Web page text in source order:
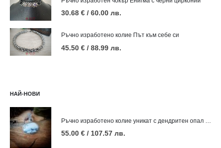
30.68 € / 60.00 лв.
Ръчно изработено колие Път към себе си
45.50 € / 88.99 лв.
НАЙ-НОВИ
Ръчно изработено колие уникат с дендритен опал Зима
55.00 € / 107.57 лв.